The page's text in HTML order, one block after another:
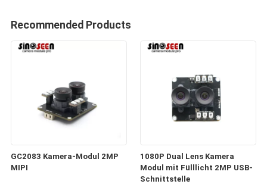
Recommended Products
GC2083 Kamera-Modul 2MP
MIPI
1080P Dual Lens Kamera
Modul mit Fülllicht 2MP USB-
Schnittstelle